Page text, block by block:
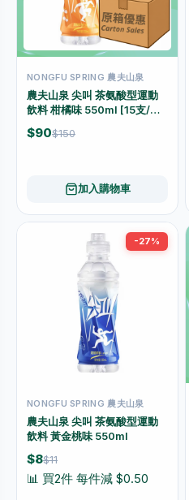
NONGFU SPRING 農夫山泉
農夫山泉 尖叫 茶氨酸型運動
飲料 柑橘味 550ml [15支/箱]
（原箱優惠📦）
$90$150
加入購物車
-27%
NONGFU SPRING 農夫山泉
農夫山泉 尖叫 茶氨酸型運動
飲料 黃金桃味 550ml
$8$11
📊 買2件 每件減 $0.50